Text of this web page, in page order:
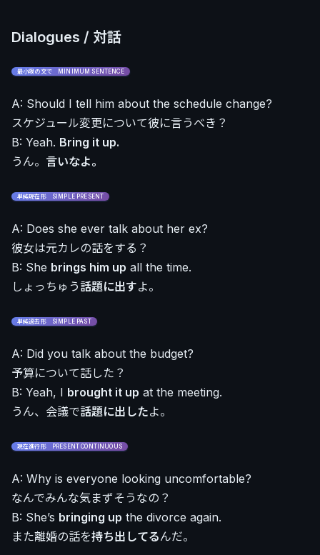
Dialogues / 対話
最小限の文で MINIMUM SENTENCE
A: Should I tell him about the schedule change?
スケジュール変更について彼に言うべき？
B: Yeah. Bring it up.
うん。 言いなよ。
単純現在形 SIMPLE PRESENT
A: Does she ever talk about her ex?
彼女は元カレの話をする？
B: She brings him up all the time.
しょっちゅう 話題に出すよ。
単純過去形 SIMPLE PAST
A: Did you talk about the budget?
予算について話した？
B: Yeah, I brought it up at the meeting.
うん、会議で話題に出したよ。
現在進行形 PRESENT CONTINUOUS
A: Why is everyone looking uncomfortable?
なんでみんな気まずそうなの？
B: She’s bringing up the divorce again.
また離婚の話を持ち出してるんだ。